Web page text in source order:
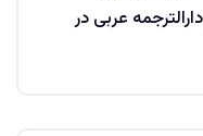
دارالترجمه عربی در